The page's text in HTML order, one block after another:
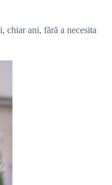
chiar ani, fără a necesita